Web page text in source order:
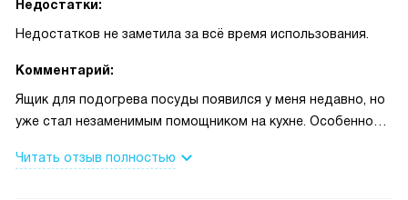
Недостатки:
Недостатков не заметила за всё время использования.
Комментарий:
Ящик для подогрева посуды появился у меня недавно, но
уже стал незаменимым помощником на кухне. Особенно
даже когда руки заняты, можно легко включить нужный
Читать отзыв полностью